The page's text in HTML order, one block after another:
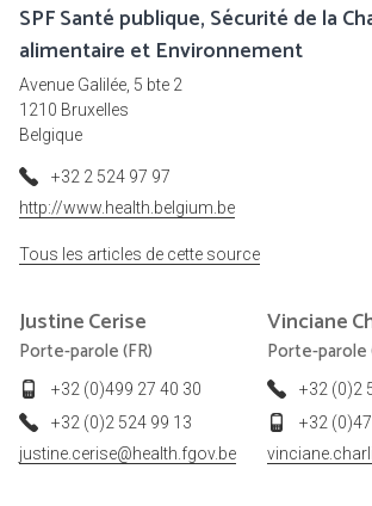
SPF Santé publique, Sécurité de la
alimentaire et Environnement
Avenue Galilée, 5 bte 2
1210 Bruxelles
Belgique
+32 2 524 97 97
http://www.health.belgium.be
Tous les articles de cette source
JustineCerise
Porte-parole (FR)
+32 (0)499 27 40 30
+32 (0)2 524 99 13
justine.cerise@health.fgov.be
Vinciane
Porte-parole
+32 (0)2
+32